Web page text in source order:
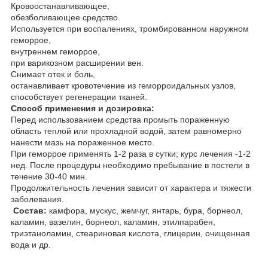
Кровоостанавливающее,
обезболивающее средство.
Используется при воспалениях, тромбированном наружном
геморрое,
внутреннем геморрое,
при варикозном расширении вен.
Снимает отек и боль,
останавливает кровотечение из геморроидальных узлов,
способствует регенерации тканей.
Способ применения и дозировка:
Перед использованием средства промыть пораженную
область теплой или прохладной водой, затем равномерно
нанести мазь на пораженное место.
При геморрое применять 1-2 раза в сутки; курс лечения -1-2
нед. После процедуры необходимо пребывание в постели в
течение 30-40 мин.
Продолжительность лечения зависит от характера и тяжести
заболевания.
Состав: камфора, мускус, жемчуг, янтарь, бура, борнеол,
каламин, вазелин, борнеол, каламин, этилпарабен,
триэтаноламин, стеариновая кислота, глицерин, очищенная
вода и др.